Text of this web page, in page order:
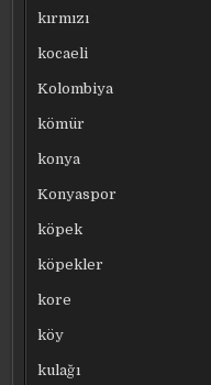
kırmızı
kocaeli
Kolombiya
kömür
konya
Konyaspor
köpek
köpekler
kore
köy
kulağı